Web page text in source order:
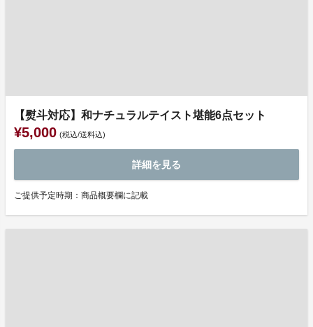
【熨斗対応】和ナチュラルテイスト堪能6点セット
¥5,000 (税込/送料込)
詳細を見る
ご提供予定時期：商品概要欄に記載